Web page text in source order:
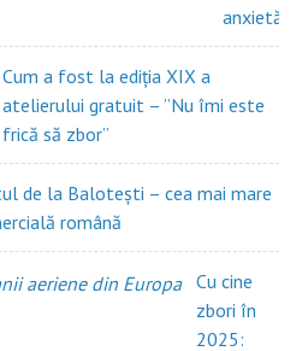
anxietății?
Cum a fost la ediția XIX a
atelierului gratuit – ”Nu îmi este
frică să zbor”
de la Balotești – cea mai mare
română
Cu cine
zbori în
2025: